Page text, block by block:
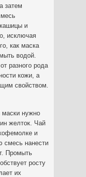
затем
и
исключая
как маска
водой.
разного рода
кожи, а
свойством.
маски нужно
желток. Чай
и
смесь нанести
Промыть
росту
их